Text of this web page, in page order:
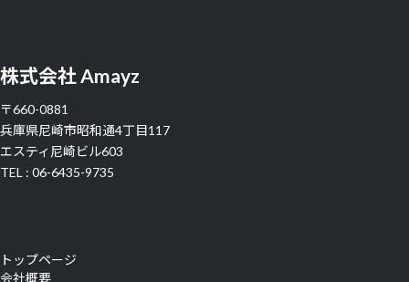
株式会社 Amayz
〒660-0881
兵庫県尼崎市昭和通4丁目117
エスティ尼崎ビル603
TEL : 06-6435-9735
トップページ
会社概要